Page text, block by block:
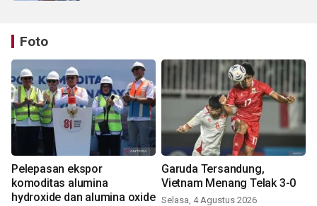
Foto
Pelepasan ekspor
komoditas alumina
hydroxide dan alumina oxide
Garuda Tersandung,
Vietnam Menang Telak 3-0
Selasa, 4 Agustus 2026